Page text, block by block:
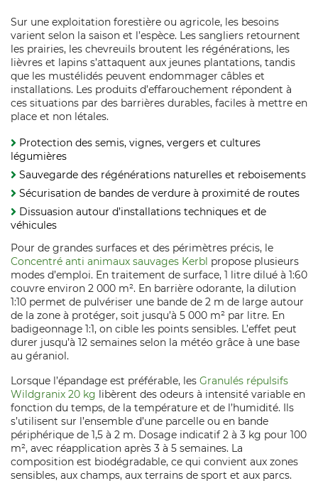
Sur une exploitation forestière ou agricole, les besoins
varient selon la saison et l’espèce. Les sangliers retournent
les prairies, les chevreuils broutent les régénérations, les
lièvres et lapins s’attaquent aux jeunes plantations, tandis
que les mustélidés peuvent endommager câbles et
installations. Les produits d’effarouchement répondent à
ces situations par des barrières durables, faciles à mettre en
place et non létales.
Protection des semis, vignes, vergers et cultures
légumières
Sauvegarde des régénérations naturelles et reboisements
Sécurisation de bandes de verdure à proximité de routes
Dissuasion autour d’installations techniques et de
véhicules
Pour de grandes surfaces et des périmètres précis, le
Concentré anti animaux sauvages Kerbl propose plusieurs
modes d’emploi. En traitement de surface, 1 litre dilué à 1:60
couvre environ 2 000 m². En barrière odorante, la dilution
1:10 permet de pulvériser une bande de 2 m de large autour
de la zone à protéger, soit jusqu’à 5 000 m² par litre. En
badigeonnage 1:1, on cible les points sensibles. L’effet peut
durer jusqu’à 12 semaines selon la météo grâce à une base
au géraniol.
Lorsque l’épandage est préférable, les Granulés répulsifs
Wildgranix 20 kg libèrent des odeurs à intensité variable en
fonction du temps, de la température et de l’humidité. Ils
s’utilisent sur l’ensemble d’une parcelle ou en bande
périphérique de 1,5 à 2 m. Dosage indicatif 2 à 3 kg pour 100
m², avec réapplication après 3 à 5 semaines. La
composition est biodégradable, ce qui convient aux zones
sensibles, aux champs, aux terrains de sport et aux parcs.